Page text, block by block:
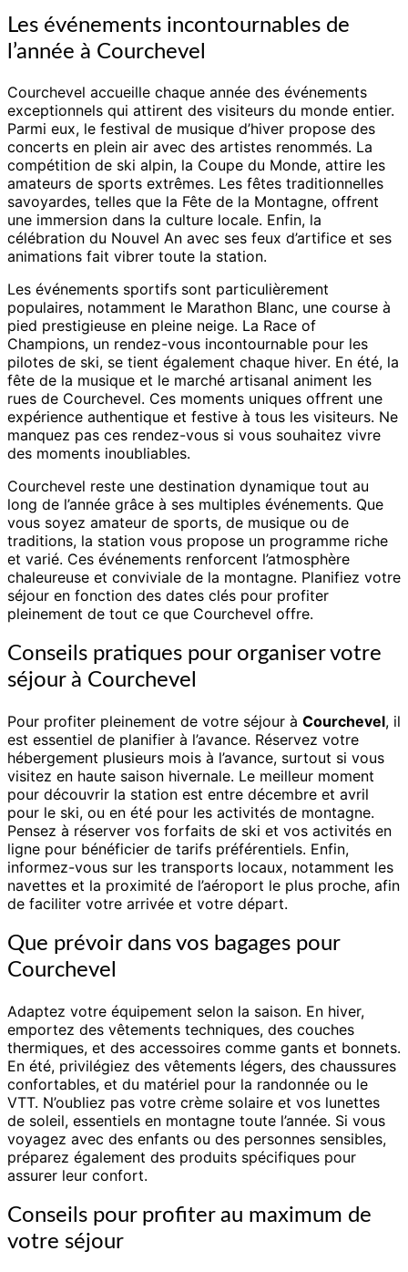
Les événements incontournables de
l’année à Courchevel
Courchevel accueille chaque année des événements
exceptionnels qui attirent des visiteurs du monde entier.
Parmi eux, le festival de musique d’hiver propose des
concerts en plein air avec des artistes renommés. La
compétition de ski alpin, la Coupe du Monde, attire les
amateurs de sports extrêmes. Les fêtes traditionnelles
savoyardes, telles que la Fête de la Montagne, offrent
une immersion dans la culture locale. Enfin, la
célébration du Nouvel An avec ses feux d’artifice et ses
animations fait vibrer toute la station.
Les événements sportifs sont particulièrement
populaires, notamment le Marathon Blanc, une course à
pied prestigieuse en pleine neige. La Race of
Champions, un rendez-vous incontournable pour les
pilotes de ski, se tient également chaque hiver. En été, la
fête de la musique et le marché artisanal animent les
rues de Courchevel. Ces moments uniques offrent une
expérience authentique et festive à tous les visiteurs. Ne
manquez pas ces rendez-vous si vous souhaitez vivre
des moments inoubliables.
Courchevel reste une destination dynamique tout au
long de l’année grâce à ses multiples événements. Que
vous soyez amateur de sports, de musique ou de
traditions, la station vous propose un programme riche
et varié. Ces événements renforcent l’atmosphère
chaleureuse et conviviale de la montagne. Planifiez votre
séjour en fonction des dates clés pour profiter
pleinement de tout ce que Courchevel offre.
Conseils pratiques pour organiser votre
séjour à Courchevel
Pour profiter pleinement de votre séjour à Courchevel, il
est essentiel de planifier à l’avance. Réservez votre
hébergement plusieurs mois à l’avance, surtout si vous
visitez en haute saison hivernale. Le meilleur moment
pour découvrir la station est entre décembre et avril
pour le ski, ou en été pour les activités de montagne.
Pensez à réserver vos forfaits de ski et vos activités en
ligne pour bénéficier de tarifs préférentiels. Enfin,
informez-vous sur les transports locaux, notamment les
navettes et la proximité de l’aéroport le plus proche, afin
de faciliter votre arrivée et votre départ.
Que prévoir dans vos bagages pour
Courchevel
Adaptez votre équipement selon la saison. En hiver,
emportez des vêtements techniques, des couches
thermiques, et des accessoires comme gants et bonnets.
En été, privilégiez des vêtements légers, des chaussures
confortables, et du matériel pour la randonnée ou le
VTT. N’oubliez pas votre crème solaire et vos lunettes
de soleil, essentiels en montagne toute l’année. Si vous
voyagez avec des enfants ou des personnes sensibles,
préparez également des produits spécifiques pour
assurer leur confort.
Conseils pour profiter au maximum de
votre séjour